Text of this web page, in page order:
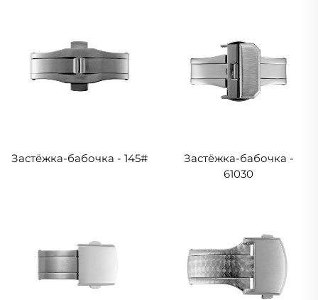
Застёжка-бабочка - 145#
Застёжка-бабочка -
61030